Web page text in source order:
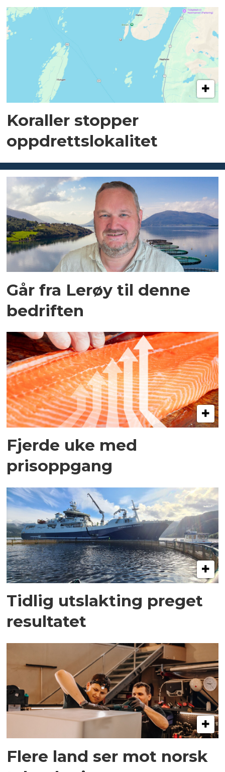
Koraller stopper
oppdrettslokalitet
Går fra Lerøy til denne
bedriften
Fjerde uke med
prisoppgang
Tidlig utslakting preget
resultatet
Flere land ser mot norsk